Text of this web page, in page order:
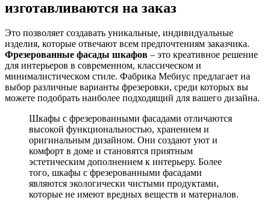
изготавливаются на заказ
Это позволяет создавать уникальные, индивидуальные
изделия, которые отвечают всем предпочтениям заказчика.
Фрезерованные фасады шкафов – это креативное решение
для интерьеров в современном, классическом и
минималистическом стиле. Фабрика Мебиус предлагает на
выбор различные варианты фрезеровки, среди которых вы
можете подобрать наиболее подходящий для вашего дизайна.
Шкафы с фрезерованными фасадами отличаются
высокой функциональностью, хранением и
оригинальным дизайном. Они создают уют и
комфорт в доме и становятся приятным
эстетическим дополнением к интерьеру. Более
того, шкафы с фрезерованными фасадами
являются экологически чистыми продуктами,
которые не имеют вредных веществ и материалов.